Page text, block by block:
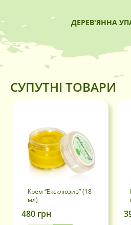
ДЕРЕВ'ЯННА
СУПУТНІ ТОВАРИ
Крем “Ексклюзив” (18
мл)
480 грн